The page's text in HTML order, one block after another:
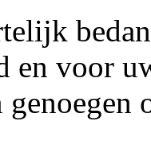
en voor